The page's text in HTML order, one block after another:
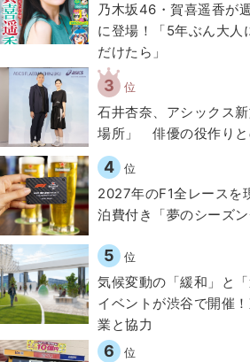
乃木坂46・賀喜遥香が
に登場！「5年ぶん大人
だけたら」
3 位
石井杏奈、アシックス
場所」 俳優の役作りと
4 位
2027年のF1全レースを
泊費付き「夢のシーズ
5 位
気候変動の「緩和」と
イベントが渋谷で開催
業と協力
6 位